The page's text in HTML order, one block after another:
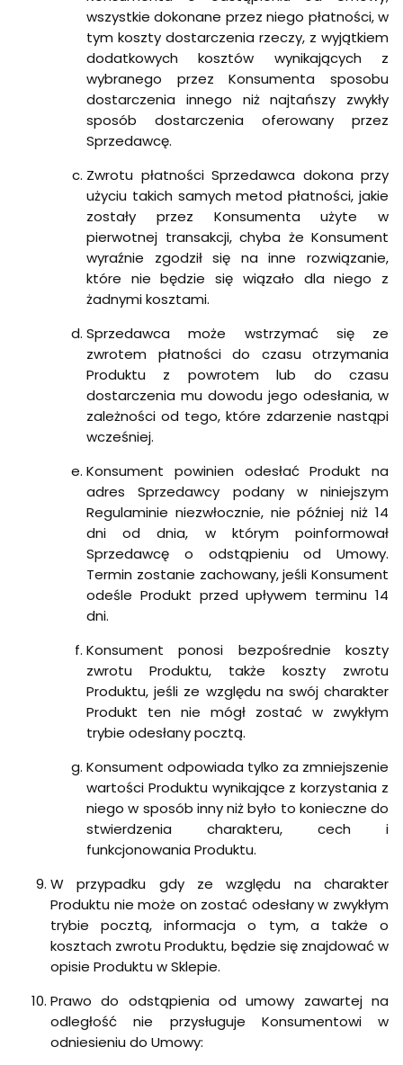
wszystkie dokonane przez niego płatności, w
tym koszty dostarczenia rzeczy, z wyjątkiem
dodatkowych kosztów wynikających z
wybranego przez Konsumenta sposobu
dostarczenia innego niż najtańszy zwykły
sposób dostarczenia oferowany przez
Sprzedawcę.
Zwrotu płatności Sprzedawca dokona przy
użyciu takich samych metod płatności, jakie
zostały przez Konsumenta użyte w
pierwotnej transakcji, chyba że Konsument
wyraźnie zgodził się na inne rozwiązanie,
które nie będzie się wiązało dla niego z
żadnymi kosztami.
Sprzedawca może wstrzymać się ze
zwrotem płatności do czasu otrzymania
Produktu z powrotem lub do czasu
dostarczenia mu dowodu jego odesłania, w
zależności od tego, które zdarzenie nastąpi
wcześniej.
Konsument powinien odesłać Produkt na
adres Sprzedawcy podany w niniejszym
Regulaminie niezwłocznie, nie później niż 14
dni od dnia, w którym poinformował
Sprzedawcę o odstąpieniu od Umowy.
Termin zostanie zachowany, jeśli Konsument
odeśle Produkt przed upływem terminu 14
dni.
Konsument ponosi bezpośrednie koszty
zwrotu Produktu, także koszty zwrotu
Produktu, jeśli ze względu na swój charakter
Produkt ten nie mógł zostać w zwykłym
trybie odesłany pocztą.
Konsument odpowiada tylko za zmniejszenie
wartości Produktu wynikające z korzystania z
niego w sposób inny niż było to konieczne do
stwierdzenia charakteru, cech i
funkcjonowania Produktu.
W przypadku gdy ze względu na charakter
Produktu nie może on zostać odesłany w zwykłym
trybie pocztą, informacja o tym, a także o
kosztach zwrotu Produktu, będzie się znajdować w
opisie Produktu w Sklepie.
Prawo do odstąpienia od umowy zawartej na
odległość nie przysługuje Konsumentowi w
odniesieniu do Umowy: